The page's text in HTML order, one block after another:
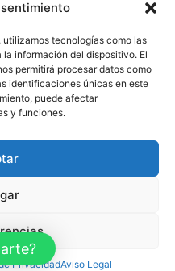
utilizamos tecnologías como las
información del dispositivo. El
permitirá procesar datos como
identificaciones únicas en este
puede afectar
y funciones.
PrivacidadAviso Legal
eléctrico,
Visite nuestra web
y algunos
Le Esperamos!!
CON EL PROGRAMA KIT
los derechos reservados.